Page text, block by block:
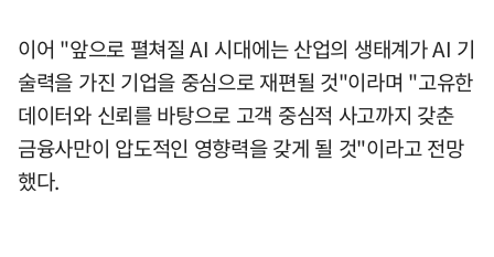
이어 "앞으로 펼쳐질 AI 시대에는 산업의 생태계가 AI 기
술력을 가진 기업을 중심으로 재편될 것"이라며 "고유한
데이터와 신뢰를 바탕으로 고객 중심적 사고까지 갖춘
금융사만이 압도적인 영향력을 갖게 될 것"이라고 전망
했다.